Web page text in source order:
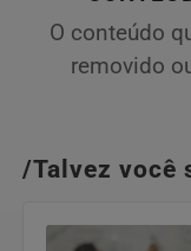
O conteúdo
removido
/Talvez você